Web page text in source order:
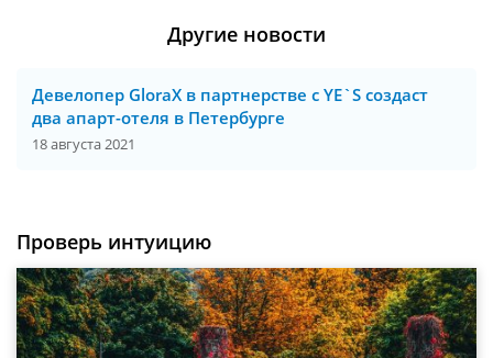
Другие новости
Девелопер GloraX в партнерстве с YE`S создаст
два апарт-отеля в Петербурге
18 августа 2021
Проверь интуицию